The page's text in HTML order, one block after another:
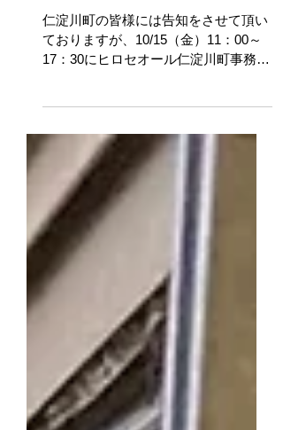
仁淀川町の皆様には告知をさせて頂い
ておりますが、10/15（金）11：00～
17：30にヒロセオール仁淀川町事務所
皆様と懇親を深め、日頃の感謝をお伝
えしたいところです...